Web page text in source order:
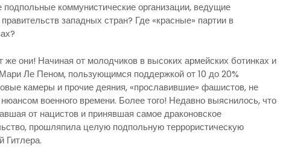
коммунистические организации, ведущие
западных стран? Где «красные» партии в
они! Начиная от молодчиков в высоких армейских ботинках и
Ле Пеном, пользующимся поддержкой от 10 до 20%
камеры и прочие деяния, «прославившие» фашистов, не
военного времени. Более того! Недавно выяснилось, что
от нацистов и принявшая самое драконовское
прошляпила целую подпольную террористическую
Гитлера.